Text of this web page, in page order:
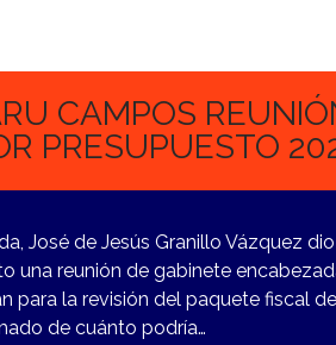
CAMPOS
PRESUPUESTO
José de Jesús Granillo Vázquez
una reunión de gabinete
para la revisión del paquete fiscal
de cuánto podría…